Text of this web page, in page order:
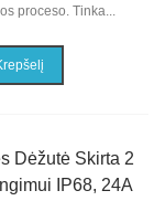
proceso. Tinka...
Krepšelį
Dėžutė Skirta 2
IP68, 24A